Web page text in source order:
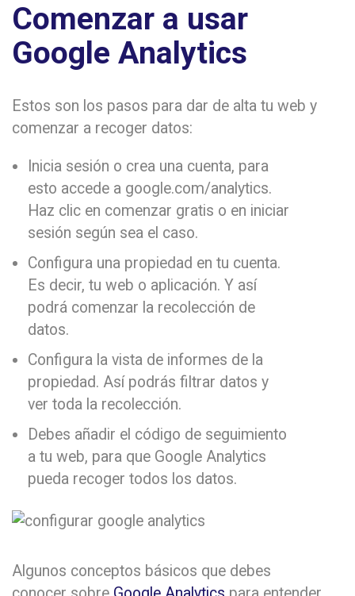
Comenzar a usar
Google Analytics
Estos son los pasos para dar de alta tu web y
comenzar a recoger datos:
Inicia sesión o crea una cuenta, para
esto accede a google.com/analytics.
Haz clic en comenzar gratis o en iniciar
sesión según sea el caso.
Configura una propiedad en tu cuenta.
Es decir, tu web o aplicación. Y así
podrá comenzar la recolección de
datos.
Configura la vista de informes de la
propiedad. Así podrás filtrar datos y
ver toda la recolección.
Debes añadir el código de seguimiento
a tu web, para que Google Analytics
pueda recoger todos los datos.
Algunos conceptos básicos que debes